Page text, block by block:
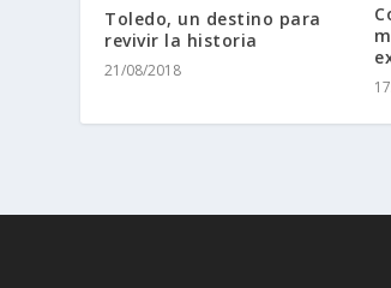
Toledo, un destino para
revivir la historia
21/08/2018